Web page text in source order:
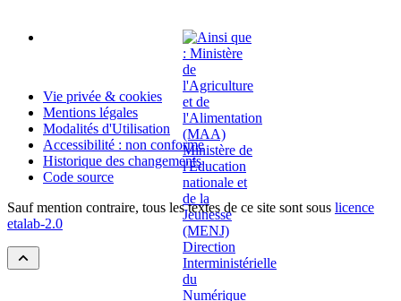
Vie privée & cookies
Mentions légales
Modalités d'Utilisation
Accessibilité : non conforme
Historique des changements
Code source
Sauf mention contraire, tous les textes de ce site sont sous licence
etalab-2.0